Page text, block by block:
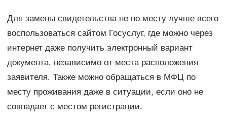
Для замены свидетельства не по месту лучше всего
воспользоваться сайтом Госуслуг, где можно через
интернет даже получить электронный вариант
документа, независимо от места расположения
заявителя. Также можно обращаться в МФЦ по
месту проживания даже в ситуации, если оно не
совпадает с местом регистрации.